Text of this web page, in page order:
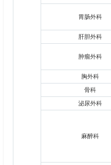
胃肠外科
肝胆外科
肿瘤外科
胸外科
骨科
泌尿外科
麻醉科